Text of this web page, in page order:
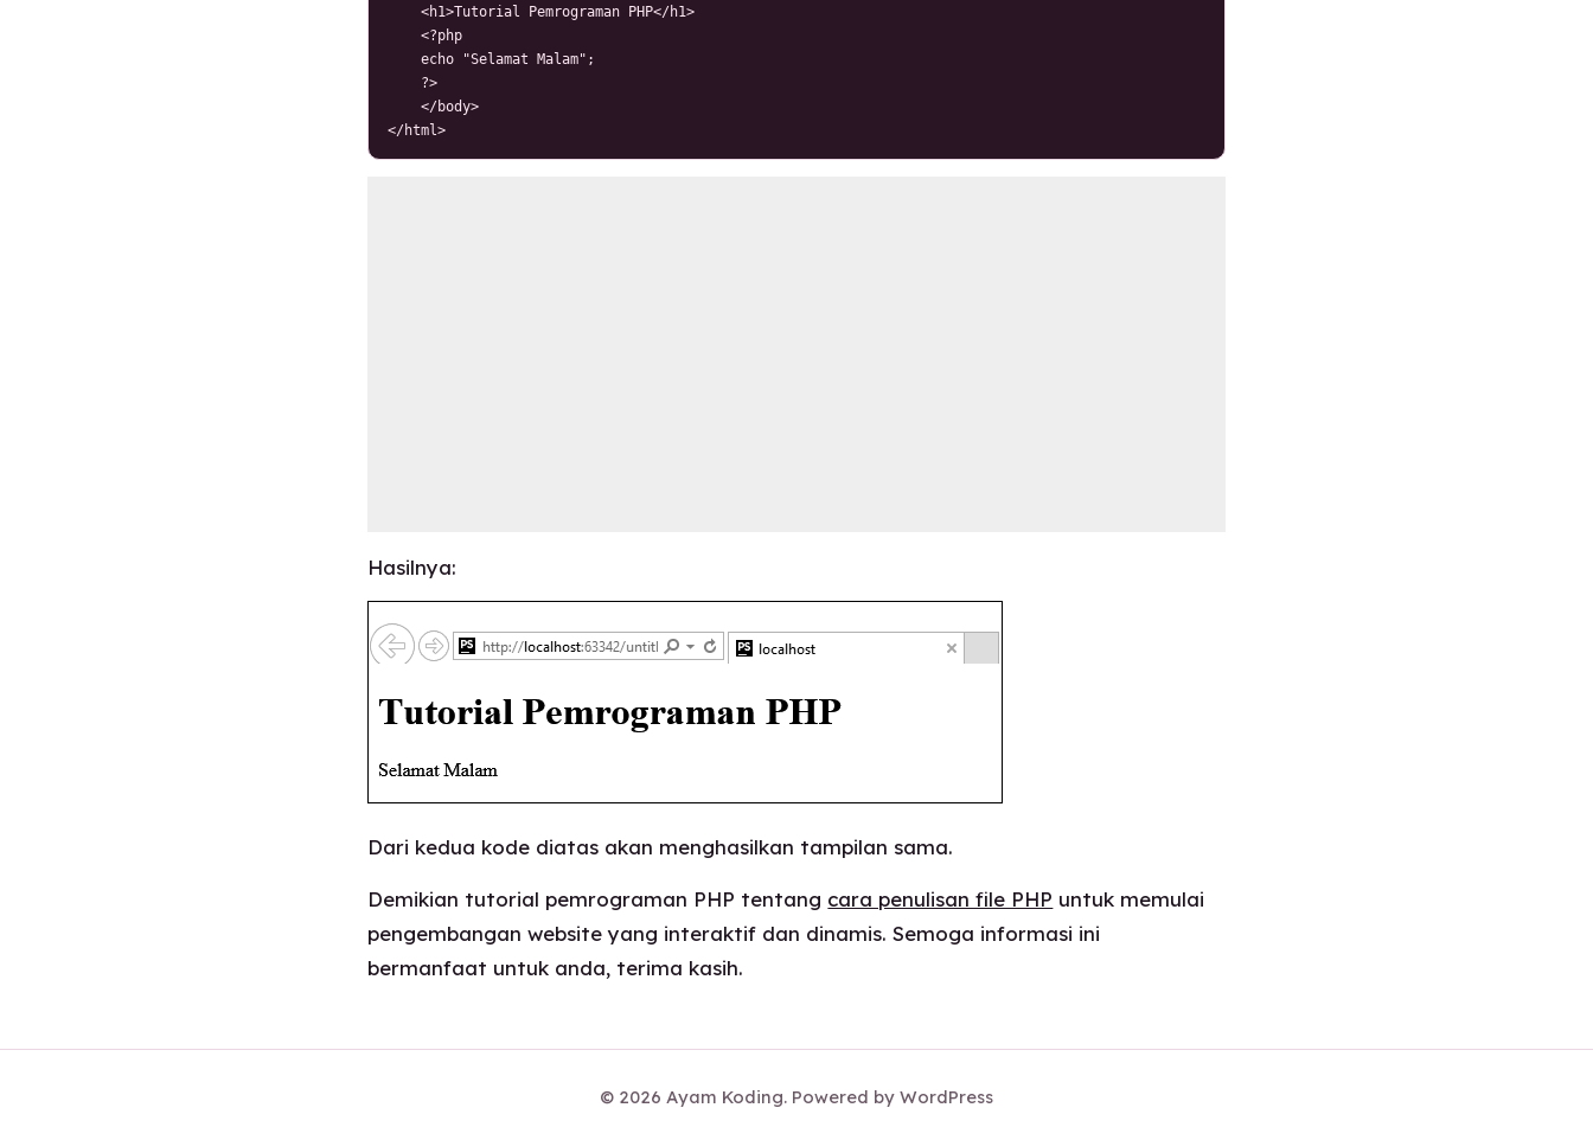
    <h1>Tutorial Pemrograman PHP</h1>
    <?php
    echo "Selamat Malam";
    ?>
    </body>
</html>
Hasilnya:
Dari kedua kode diatas akan menghasilkan tampilan sama.
Demikian tutorial pemrograman PHP tentang cara penulisan file PHP untuk memulai
pengembangan website yang interaktif dan dinamis. Semoga informasi ini
bermanfaat untuk anda, terima kasih.
© 2026 Ayam Koding. Powered by WordPress